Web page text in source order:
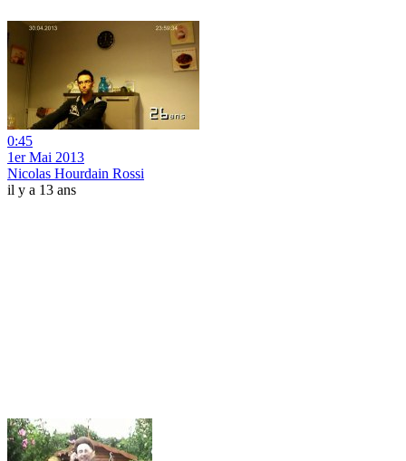
0:45
1er Mai 2013
Nicolas Hourdain Rossi
il y a 13 ans